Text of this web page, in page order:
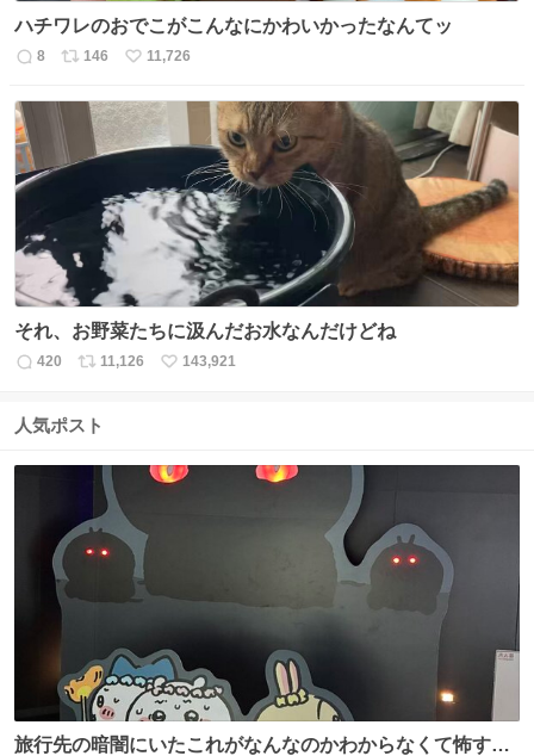
ハチワレのおでこがこんなにかわいかったなんてッ
返
数
8
リ
ス
ト
数
146
い
ね
数
11,726
それ、お野菜たちに汲んだお水なんだけどね
返
数
420
リ
ス
11,126
い
143,921
人気ポスト
旅行先の暗闇にいたこれがなんなのかわからなくて怖すぎ